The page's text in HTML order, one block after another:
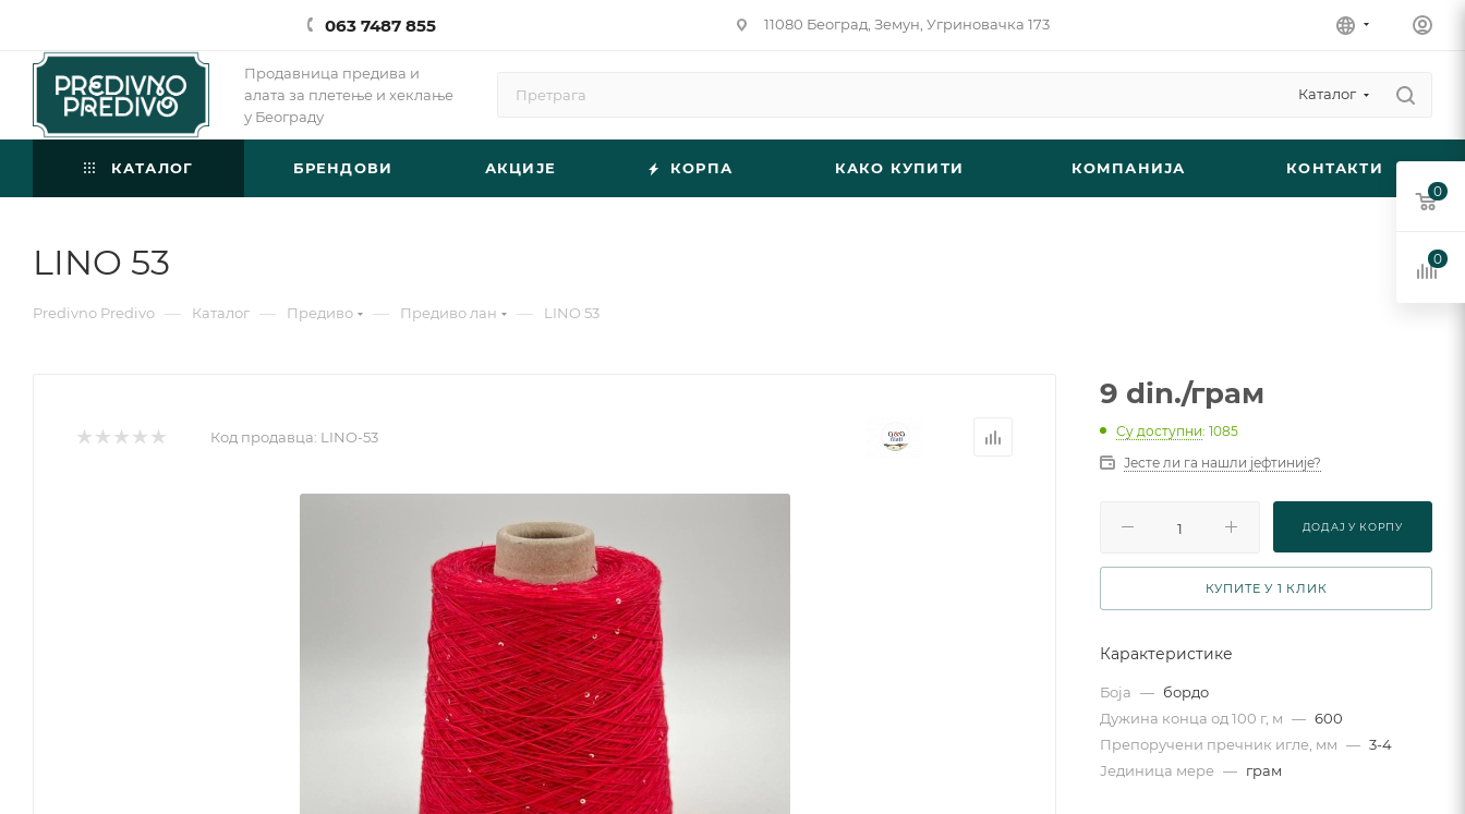
063 7487 855 11080 Београд, Земун, Угриновачка 173
Продавница предива и
алата за плетење и хеклање
у Београду
Каталог
КАТАЛОГ БРЕНДОВИ АКЦИЈЕ КОРПА КАКО КУПИТИ КОМПАНИЈА КОНТАКТИ
LINO 53
Predivno Predivo — Каталог — Предиво — Предиво лан — LINO 53
Код продавца: LINO-53
9 din./грам
Су доступни: 1085
Јесте ли га нашли јефтиније?
ДОДАJ У КОРПУ
КУПИТЕ У 1 КЛИК
Карактеристике
Боја — бордо
Дужина конца од 100 г, м — 600
Препоручени пречник игле, мм — 3-4
Јединица мере — грам
0
0